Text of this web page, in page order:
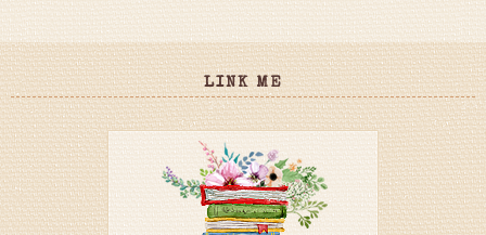
LINK ME